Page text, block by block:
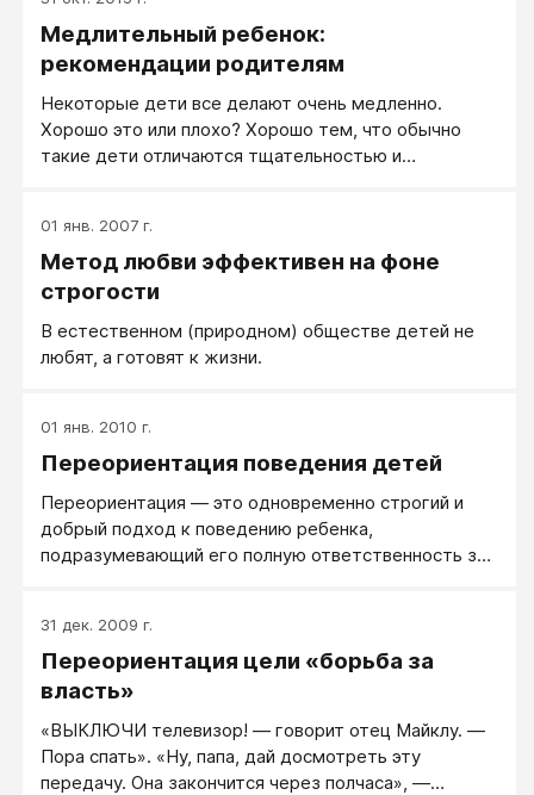
Медлительный ребенок:
рекомендации родителям
Некоторые дети все делают очень медленно.
Хорошо это или плохо? Хорошо тем, что обычно
такие дети отличаются тщательностью и
мешает взаимодействию с окружающими: мама
раздражается и ругается, сверстники обгоняют и
насмехаются, учительница ставит плохие оценки за
01 янв. 2007 г.
Метод любви эффективен на фоне
строгости
В естественном (природном) обществе детей не
любят, а готовят к жизни.
01 янв. 2010 г.
Переориентация поведения детей
Переориентация — это одновременно строгий и
добрый подход к поведению ребенка,
подразумевающий его полную ответственность за
предусматривает естественные и логические
последствия при нежелательном поведении
ребенка, на которых мы в дальнейшем остановимся
чувство собственного достоинства и
совершенствует его характер.
31 дек. 2009 г.
Переориентация цели «борьба за
власть»
«ВЫКЛЮЧИ телевизор! — говорит отец Майклу. —
Пора спать». «Ну, папа, дай досмотреть эту
передачу. Она закончится через полчаса», —